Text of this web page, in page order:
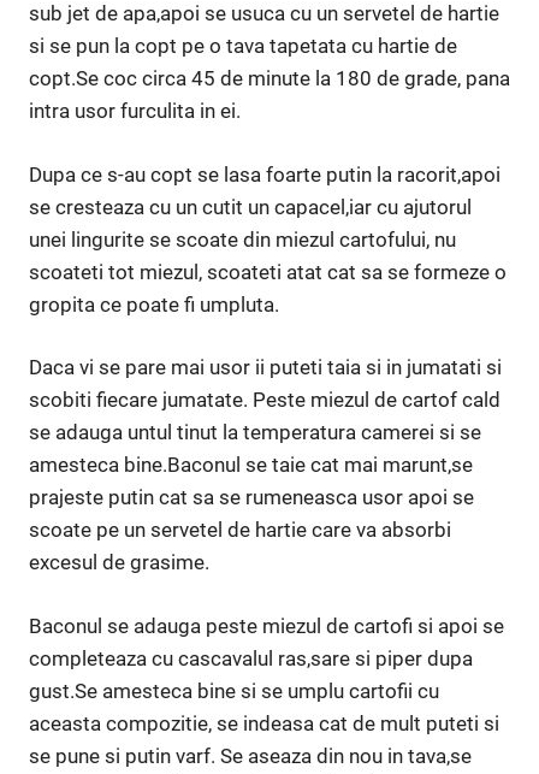
sub jet de apa,apoi se usuca cu un servetel de hartie
si se pun la copt pe o tava tapetata cu hartie de
copt.Se coc circa 45 de minute la 180 de grade, pana
intra usor furculita in ei.
Dupa ce s-au copt se lasa foarte putin la racorit,apoi
se cresteaza cu un cutit un capacel,iar cu ajutorul
unei lingurite se scoate din miezul cartofului, nu
scoateti tot miezul, scoateti atat cat sa se formeze o
gropita ce poate fi umpluta.
Daca vi se pare mai usor ii puteti taia si in jumatati si
scobiti fiecare jumatate. Peste miezul de cartof cald
se adauga untul tinut la temperatura camerei si se
amesteca bine.Baconul se taie cat mai marunt,se
prajeste putin cat sa se rumeneasca usor apoi se
scoate pe un servetel de hartie care va absorbi
excesul de grasime.
Baconul se adauga peste miezul de cartofi si apoi se
completeaza cu cascavalul ras,sare si piper dupa
gust.Se amesteca bine si se umplu cartofii cu
aceasta compozitie, se indeasa cat de mult puteti si
se pune si putin varf. Se aseaza din nou in tava,se